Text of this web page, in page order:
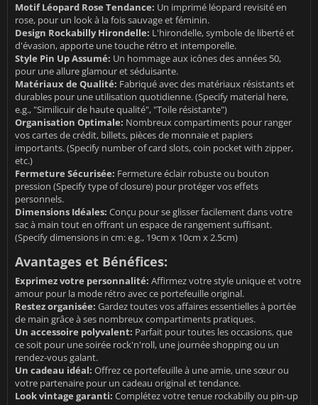
Motif Léopard Rose Tendance: Un imprimé léopard revisité en
rose, pour un look à la fois sauvage et féminin.
Design Rockabilly Hirondelle: L'hirondelle, symbole de liberté et
d'évasion, apporte une touche rétro et intemporelle.
Style Pin Up Assumé: Un hommage aux icônes des années 50,
pour une allure glamour et séduisante.
Matériaux de Qualité: Fabriqué avec des matériaux résistants et
durables pour une utilisation quotidienne. (Specify material here,
e.g., "Similicuir de haute qualité", "Toile résistante")
Organisation Optimale: Nombreux compartiments pour ranger
vos cartes de crédit, billets, pièces de monnaie et papiers
importants. (Specify number of card slots, coin pocket with zipper,
etc.)
Fermeture Sécurisée: Fermeture éclair robuste ou bouton
pression (Specify type of closure) pour protéger vos effets
personnels.
Dimensions Idéales: Conçu pour se glisser facilement dans votre
sac à main tout en offrant un espace de rangement suffisant.
(Specify dimensions in cm: e.g., 19cm x 10cm x 2.5cm)
Avantages et Bénéfices:
Exprimez votre personnalité: Affirmez votre style unique et votre
amour pour la mode rétro avec ce portefeuille original.
Restez organisée: Gardez toutes vos affaires essentielles à portée
de main grâce à ses nombreux compartiments pratiques.
Un accessoire polyvalent: Parfait pour toutes les occasions, que
ce soit pour une soirée rock'n'roll, une journée shopping ou un
rendez-vous galant.
Un cadeau idéal: Offrez ce portefeuille à une amie, une sœur ou
votre partenaire pour un cadeau original et tendance.
Look vintage garanti: Complétez votre tenue rockabilly ou pin-up